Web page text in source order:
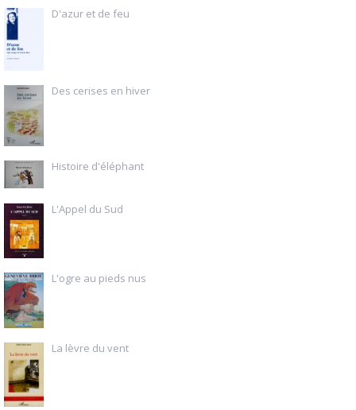
D'azur et de feu
Des cerises en hiver
Histoire d'éléphant
L'Appel du Sud
L'ogre au pieds nus
La lèvre du vent